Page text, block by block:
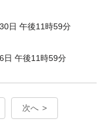
日 午後11時59分
日 午後11時59分
次へ